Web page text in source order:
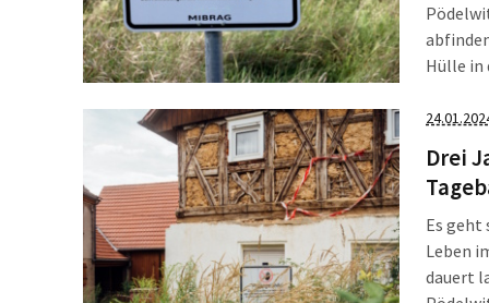
Hülle in
Drei
Es geht
Leben
dauert